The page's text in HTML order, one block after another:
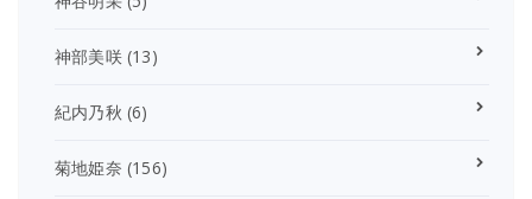
神部美咲(13)
紀内乃秋 (6)
菊地姫奈 (156)